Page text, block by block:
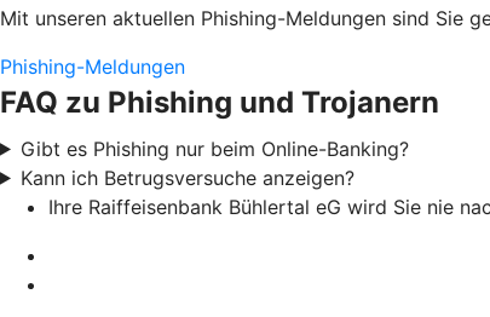
Mit unseren aktuellen Phishing-Meldungen sind Sie
Phishing-Meldungen
FAQ zu Phishing und Trojanern
Gibt es Phishing nur beim Online-Banking?
Kann ich Betrugsversuche anzeigen?
Ihre Raiffeisenbank Bühlertal eG wird Sie nie